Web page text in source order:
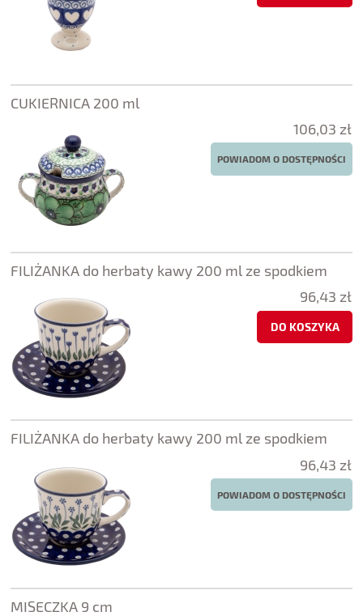
CUKIERNICA 200 ml
106,03 zł
POWIADOM O DOSTĘPNOŚCI
FILIŻANKA do herbaty kawy 200 ml ze spodkiem
96,43 zł
DO KOSZYKA
FILIŻANKA do herbaty kawy 200 ml ze spodkiem
96,43 zł
POWIADOM O DOSTĘPNOŚCI
MISECZKA 9 cm